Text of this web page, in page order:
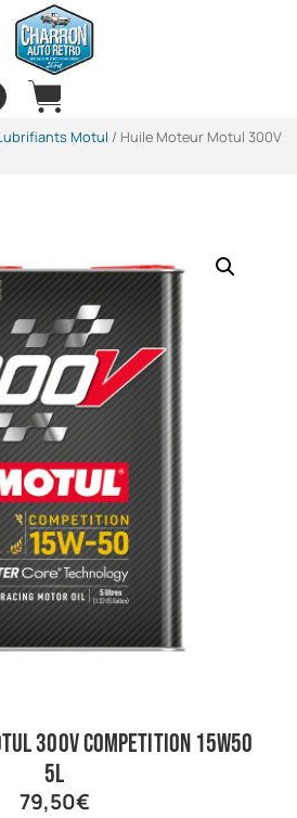
Motul / Huile Moteur Motul 300V
300V COMPETITION 15W50
5L
79,50€